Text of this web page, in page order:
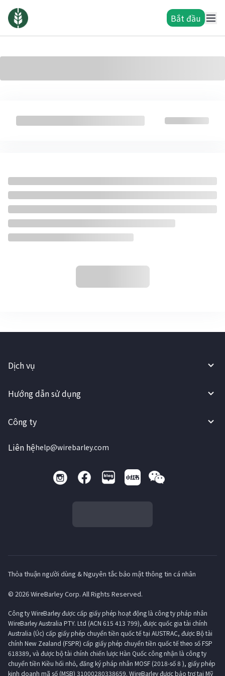
Bắt đầu
Dịch vụ
Hướng dẫn sử dụng
Công ty
Liên hệhelp@wirebarley.com
Thỏa thuận người dùng & Nguyên tắc bảo mật thông tin cá nhân
© 2026 WireBarley Corp. All Rights Reserved.
Công ty WireBarley được cấp giấy phép hoạt động là công ty pháp nhân
WireBarley Australia PTY. Ltd (ACN 615 413 799), được quốc gia tài chính
Australia (Úc) cấp giấy phép chuyển tiền quốc tế tại AUSTRAC, được Bộ tài
chính New Zealand (FSPR) cấp giấy phép chuyển tiền quốc tế theo số FSP
618389, và được bộ tài chính chiến lược Hàn Quốc công nhận là công ty
chuyển tiền Kiều hối nhỏ, đăng ký pháp nhân MOSF (2018-số 8 ), giấy phép
kinh doanh mã số (MSB) 31000280338659. WireBarley được bảo trợ tại Mỹ